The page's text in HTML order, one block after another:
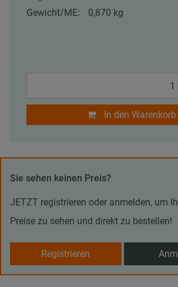
Gewicht/ME:
0,870 kg
In den Warenkorb
Sie sehen keinen Preis?
JETZT registrieren oder anmelden, um
Preise zu sehen und direkt zu bestellen!
Registrieren